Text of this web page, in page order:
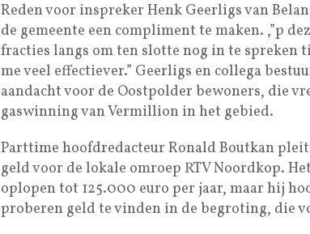
Reden voor inspreker Henk Geerligs van
de gemeente een compliment te maken. ,”p
fracties langs om ten slotte nog in te
me veel effectiever.” Geerligs en collega
aandacht voor de Oostpolder bewoners, die
gaswinning van Vermillion in het gebied.
Parttime hoofdredacteur Ronald Boutkan
geld voor de lokale omroep RTV Noordkop.
oplopen tot 125.000 euro per jaar, maar hij
proberen geld te vinden in de begroting, die